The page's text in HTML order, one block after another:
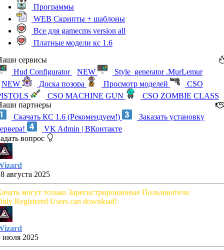
Программы
WEB Скрипты + шаблоны
Все для gamecms version all
Платные модели кс 1.6
сервисы
Hud Configurator
NEW
Style_generator .MurLemur
NEW
Доска позора Просмотр моделей
CSO
CSO MACHINE GUN
CSO ZOMBIE CLASS
партнеры
Скачать КС 1.6 (Рекомендуем!)
Заказать установку
VK Admin | ВКонтакте
вопрос
августа 2025
могут только Зарегистрированные Пользователи
Registered Users can download!
июля 2025